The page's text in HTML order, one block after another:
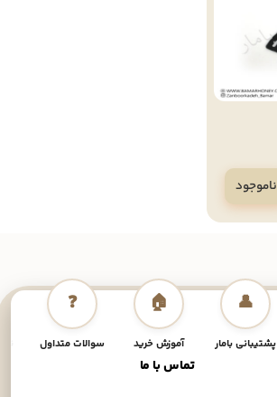
ناموجود
👤
پشتیبانی بامار
🏠
آموزش خرید
❓
سوالات متداول
تماس با ما